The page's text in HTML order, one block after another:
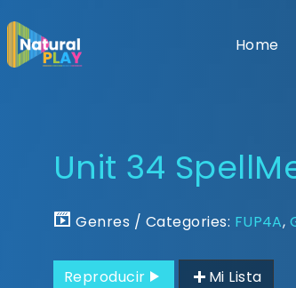
Home
Unit 34
Genres / Categories: FUP4A,
Reproducir Mi Lista